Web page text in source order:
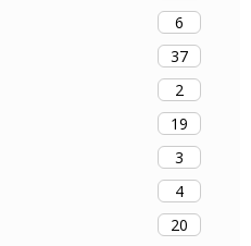
6
37
2
19
3
4
20